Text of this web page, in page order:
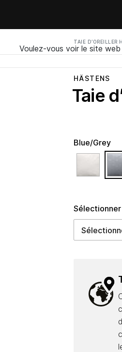
TAIE D’OREILLER
Voulez-vous voir le site
HÄSTENS
Taie
Sélectionner
Blue/Grey